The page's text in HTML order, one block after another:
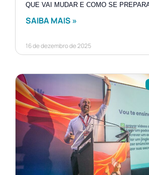
QUE VAI MUDAR E COMO SE
SAIBA MAIS »
16 de dezembro de 2025